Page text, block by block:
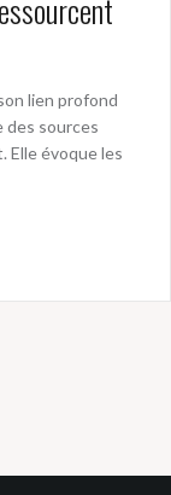
lien profond
des sources
Elle évoque les